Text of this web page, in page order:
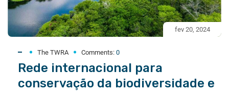
fev 20, 2024
The TWRA Comments: 0
Rede internacional para
conservação da biodiversidade e